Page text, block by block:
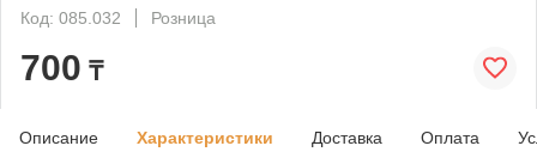
Код: 085.032
Розница
700 ₸
Описание Характеристики Доставка Оплата